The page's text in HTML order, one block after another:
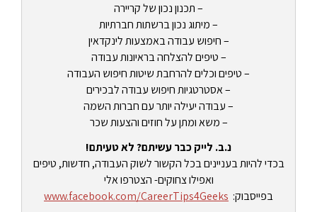
– תכנון נכון של קריירה
– מיתוג נכון ברשתות חברתיות
– חיפוש עבודה באמצעות לינקדאין
– טיפים להצלחה בראיונות עבודה
– טיפים וכלים להרחבת שיטות חיפוש העבודה
– אסטרטגיות חיפוש עבודה לבכירים
– עבודה יעילה יותר עם חברות השמה
– משא ומתן על חוזים והצעות שכר
נ.ב. לייק כבר עשיתם? לא טעיתם!
בכדי להיות בעניינים בכל הקשור לשוק העבודה, חדשות, טיפים
ואפילו צחוקים- הצטרפו אלי
בפייסבוק: www.facebook.com/CareerTips4Geeks